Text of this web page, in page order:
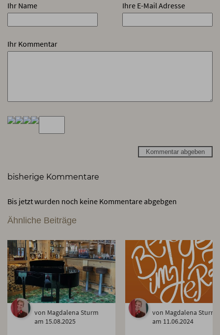
Ihr Name Ihre E-Mail Adresse
Ihr Kommentar
Kommentar abgeben
bisherige Kommentare
Bis jetzt wurden noch keine Kommentare abgebgen
Ähnliche Beiträge
von Magdalena Sturm
am 15.08.2025
von Magdalena Sturm
am 11.06.2024